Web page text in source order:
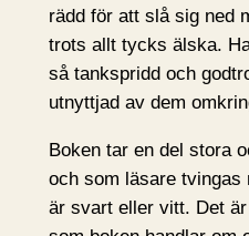
rädd för att slå sig ned
trots allt tycks älska.
så tankspridd och
utnyttjad av dem
Boken tar en del stora
och som läsare tvingas
är svart eller vitt. Det